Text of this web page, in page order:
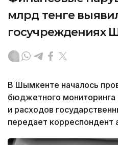
млрд тенге
госучреждениях
В Шымкенте началось
бюджетного
и расходов
передает корреспондент